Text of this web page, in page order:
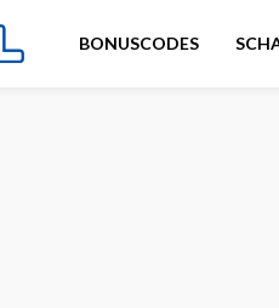
BONUSCODES